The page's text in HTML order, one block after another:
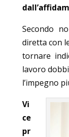
Secondo
diretta con
tornare
lavoro
l’impegno
Vi
ce
pr